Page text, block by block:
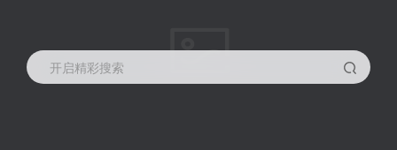
开启精彩搜索